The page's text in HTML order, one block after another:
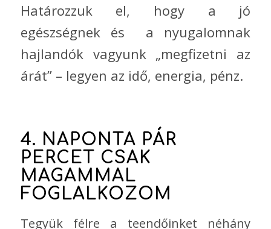
Határozzuk el, hogy a jó
egészségnek és a nyugalomnak
hajlandók vagyunk „megfizetni az
árát” – legyen az idő, energia, pénz.
4. NAPONTA PÁR
PERCET CSAK
MAGAMMAL
FOGLALKOZOM
Tegyük félre a teendőinket néhány